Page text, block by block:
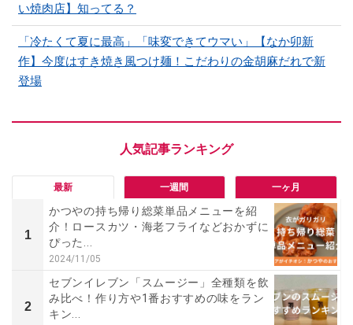
い焼肉店】知ってる？
「冷たくて夏に最高」「味変できてウマい」【なか卯新
作】今度はすき焼き風つけ麺！こだわりの金胡麻だれで新
登場
最新 一週間 一ヶ月
1
かつやの持ち帰り総菜単品メニューを紹
介！ロースカツ・海老フライなどおかずに
ぴった...
2024/11/05
2
セブンイレブン「スムージー」全種類を飲
み比べ！作り方や1番おすすめの味をラン
キン...